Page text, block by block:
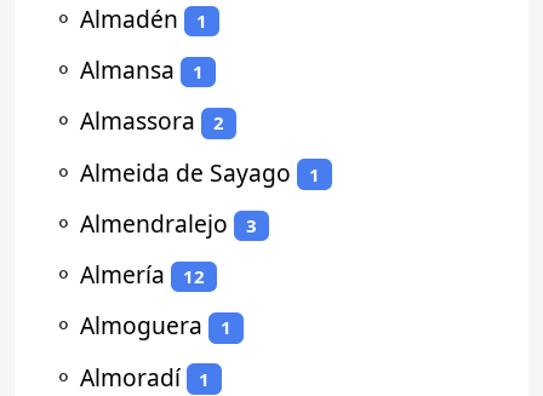
⚬ Almadén 1
⚬ Almansa 1
⚬ Almassora 2
⚬ Almeida de Sayago 1
⚬ Almendralejo 3
⚬ Almería 12
⚬ Almoguera 1
⚬ Almoradí 1